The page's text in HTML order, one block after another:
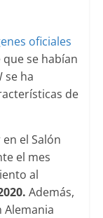
oficiales
que se habían
se ha
de
el Salón
el mes
al
Además,
Alemania